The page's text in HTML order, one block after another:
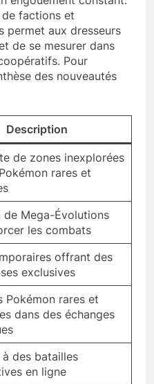
de factions et
permet aux dresseurs
de se mesurer dans
Pour
des nouveautés
Description
de zones inexplorées
rares et
de Mega-Évolutions
les combats
offrant des
exclusives
Pokémon rares et
dans des échanges
des batailles
en ligne